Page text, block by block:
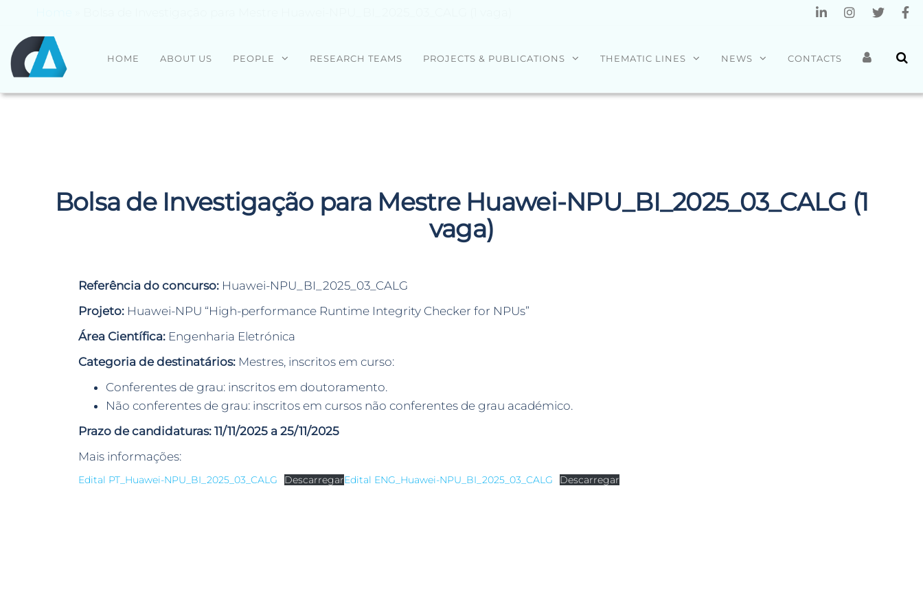
CENTRO
Universidade
HOME ABOUT US PEOPLE RESEARCH TEAMS PROJECTS & PUBLICATIONS THEMATIC LINES NEWS CONTACTS
Bolsa de Investigação para Mestre Huawei-NPU_BI_2025_03_CALG (1
vaga)
Referência do concurso: Huawei-NPU_BI_2025_03_CALG
Projeto: Huawei-NPU “High-performance Runtime Integrity Checker for NPUs”
Área Científica: Engenharia Eletrónica
Categoria de destinatários: Mestres, inscritos em curso:
Conferentes de grau: inscritos em doutoramento.
Não conferentes de grau: inscritos em cursos não conferentes de grau académico.
Prazo de candidaturas: 11/11/2025 a 25/11/2025
Mais informações:
Edital PT_Huawei-NPU_BI_2025_03_CALG DescarregarEdital ENG_Huawei-NPU_BI_2025_03_CALG Descarregar